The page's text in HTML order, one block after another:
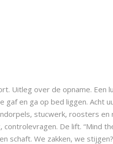
Uitleg over de opname. Een
gaf en ga op bed liggen. Acht
stucwerk, roosters
De lift. “Mind
schaft. We zakken, we